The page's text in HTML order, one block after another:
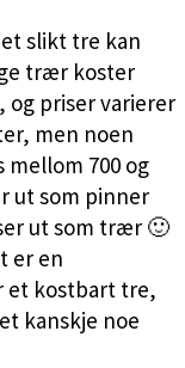
slikt tre kan
trær koster
priser varierer
men noen
700 og
ut som pinner
ut som trær 🙂
er en
et kostbart tre,
kanskje noe